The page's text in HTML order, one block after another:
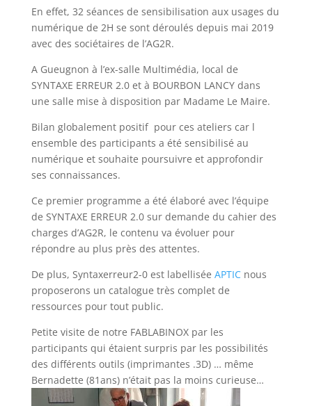
En effet, 32 séances de sensibilisation aux usages du
numérique de 2H se sont déroulés depuis mai 2019
avec des sociétaires de l’AG2R.
A Gueugnon à l’ex-salle Multimédia, local de
SYNTAXE ERREUR 2.0 et à BOURBON LANCY dans
une salle mise à disposition par Madame Le Maire.
Bilan globalement positif pour ces ateliers car l
ensemble des participants a été sensibilisé au
numérique et souhaite poursuivre et approfondir
ses connaissances.
Ce premier programme a été élaboré avec l’équipe
de SYNTAXE ERREUR 2.0 sur demande du cahier des
charges d’AG2R, le contenu va évoluer pour
répondre au plus près des attentes.
De plus, Syntaxerreur2-0 est labellisée APTICnous
proposerons un catalogue très complet de
ressources pour tout public.
Petite visite de notre FABLABINOX par les
participants qui étaient surpris par les possibilités
des différents outils (imprimantes .3D) … même
Bernadette (81ans) n’était pas la moins curieuse…